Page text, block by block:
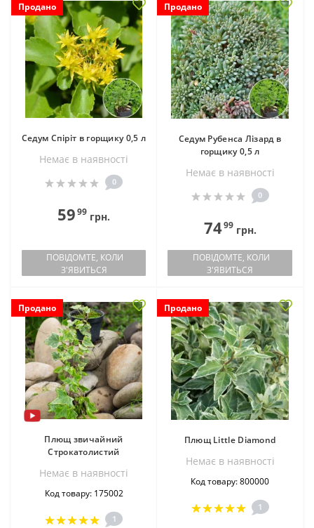
Продано
Седум Спіріт в горщику 0,5 л
Немає в наявностi
0
5999 грн.
ПОВІДОМТЕ, КОЛИ
З'ЯВИТЬСЯ
Продано
Седум Рубенса Лізард в
горщику 0,5 л
Немає в наявностi
0
7499грн.
ПОВІДОМТЕ, КОЛИ
З'ЯВИТЬСЯ
Продано
Плющ звичайний
Строкатолистий
Немає в наявностi
Код товару: 175002
1
Продано
Плющ Little Diamond
Немає в наявностi
Код товару: 800000
1